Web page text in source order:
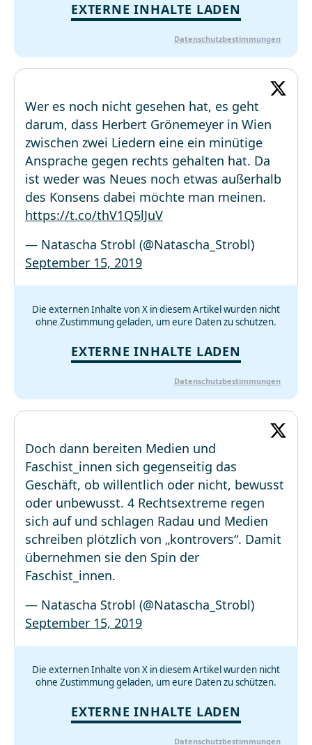
EXTERNE INHALTE LADEN
Datenschutzbestimmungen
Wer es noch nicht gesehen hat, es geht
darum, dass Herbert Grönemeyer in Wien
zwischen zwei Liedern eine ein minütige
Ansprache gegen rechts gehalten hat. Da
ist weder was Neues noch etwas außerhalb
des Konsens dabei möchte man meinen.
https://t.co/thV1Q5lJuV
— Natascha Strobl (@Natascha_Strobl)
September 15, 2019
Die externen Inhalte von X in diesem Artikel wurden nicht
ohne Zustimmung geladen, um eure Daten zu schützen.
EXTERNE INHALTE LADEN
Datenschutzbestimmungen
Doch dann bereiten Medien und
Faschist_innen sich gegenseitig das
Geschäft, ob willentlich oder nicht, bewusst
oder unbewusst. 4 Rechtsextreme regen
sich auf und schlagen Radau und Medien
schreiben plötzlich von „kontrovers“. Damit
übernehmen sie den Spin der
Faschist_innen.
— Natascha Strobl (@Natascha_Strobl)
September 15, 2019
Die externen Inhalte von X in diesem Artikel wurden nicht
ohne Zustimmung geladen, um eure Daten zu schützen.
EXTERNE INHALTE LADEN
Datenschutzbestimmungen